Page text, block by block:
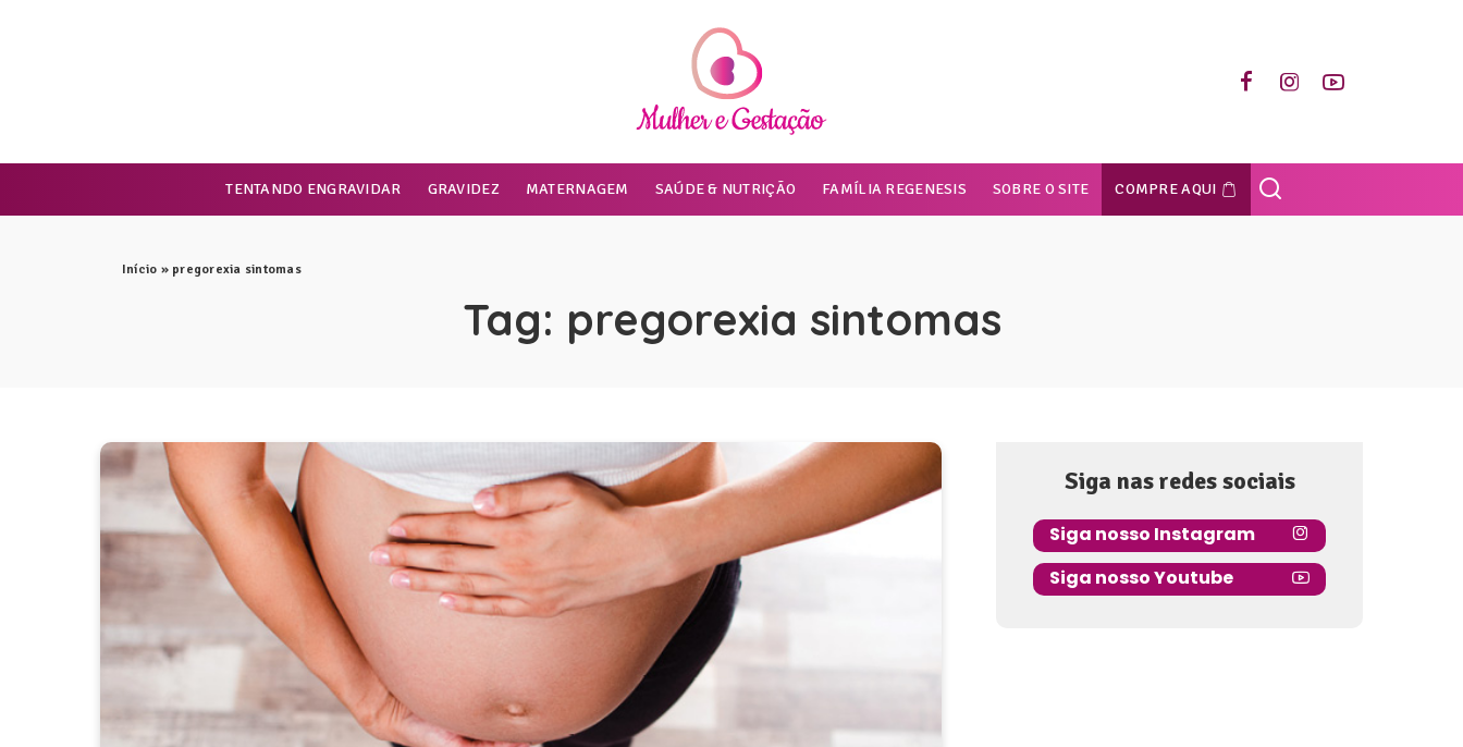
TENTANDO ENGRAVIDAR GRAVIDEZ MATERNAGEM SAÚDE & NUTRIÇÃO FAMÍLIA REGENESIS SOBRE O SITE COMPRE AQUI
Início » pregorexia sintomas
Tag: pregorexia sintomas
Siga nas redes sociais
Siga nosso Instagram
Siga nosso Youtube